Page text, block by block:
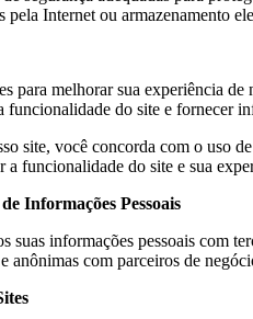
pela Internet ou armazenamento
para melhorar sua experiência
funcionalidade do site e fornecer
site, você concorda com o uso
a funcionalidade do site e sua
Informações Pessoais
suas informações pessoais com
anônimas com parceiros de